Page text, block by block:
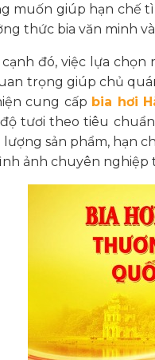
muốn giúp hạn chế
thức bia văn minh
cạnh đó, việc lựa
trọng giúp chủ
cung cấp bia hơi
tươi theo tiêu chuẩn
lượng sản phẩm, hạn
ảnh chuyên nghiệp